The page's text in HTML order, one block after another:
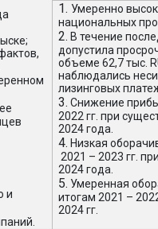
и
1. Умеренно
национальных
2. В течение
допустила
объеме 62,7 тыс.
наблюдались
лизинговых
3. Снижение
2022 гг. при
2024 года.
4. Низкая
2021 – 2023 гг.
2024 года.
5. Умеренная
итогам 2021 –
2024 гг.